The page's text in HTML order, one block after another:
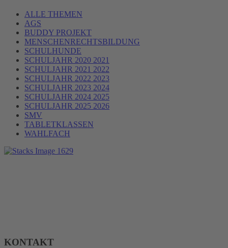
ALLE THEMEN
AGS
BUDDY PROJEKT
MENSCHENRECHTSBILDUNG
SCHULHUNDE
SCHULJAHR 2020 2021
SCHULJAHR 2021 2022
SCHULJAHR 2022 2023
SCHULJAHR 2023 2024
SCHULJAHR 2024 2025
SCHULJAHR 2025 2026
SMV
TABLETKLASSEN
WAHLFACH
KONTAKT